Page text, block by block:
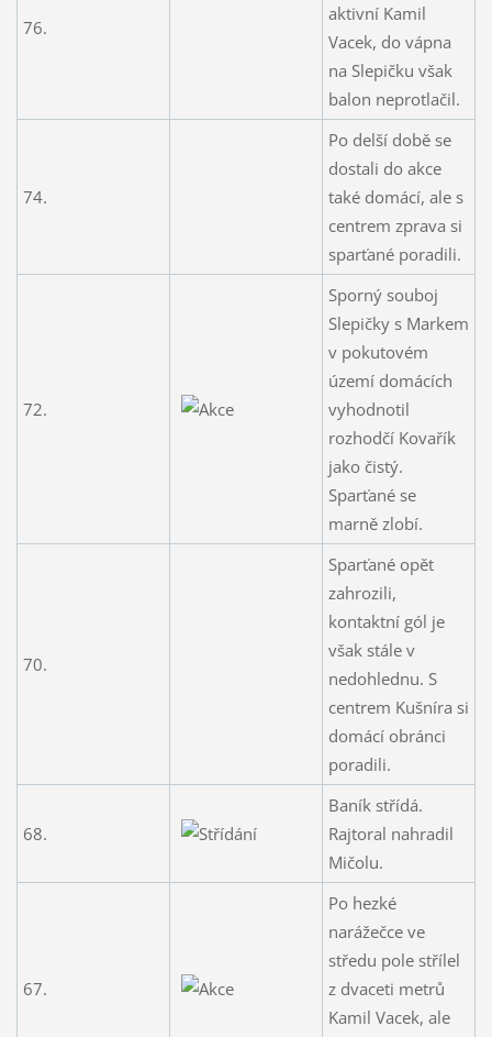
76.
aktivní Kamil
Vacek, do vápna
na Slepičku však
balon neprotlačil.
74.
Po delší době se
dostali do akce
také domácí, ale s
centrem zprava si
sparťané poradili.
72.
Sporný souboj
Slepičky s Markem
v pokutovém
území domácích
vyhodnotil
rozhodčí Kovařík
jako čistý.
Sparťané se
marně zlobí.
70.
Sparťané opět
zahrozili,
kontaktní gól je
však stále v
nedohlednu. S
centrem Kušníra si
domácí obránci
poradili.
68.
Baník střídá.
Rajtoral nahradil
Mičolu.
67.
Po hezké
narážečce ve
středu pole střílel
z dvaceti metrů
Kamil Vacek, ale